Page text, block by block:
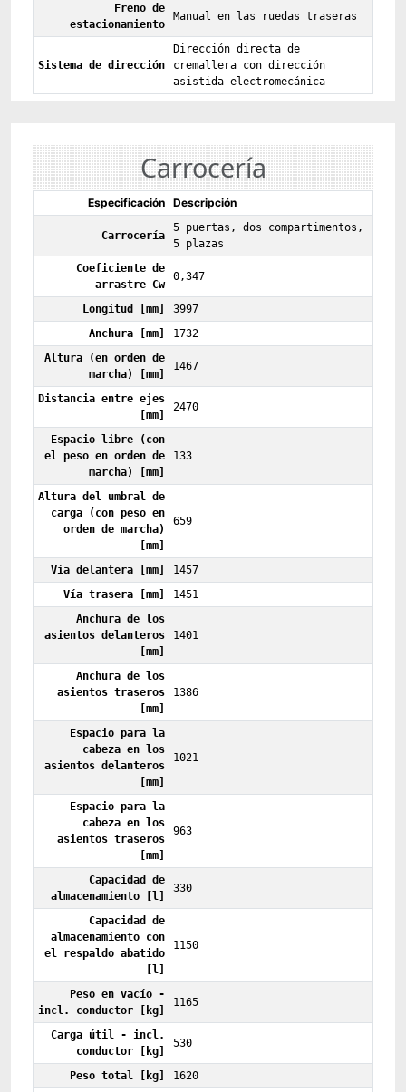
Freno de
estacionamiento
Manual en las ruedas traseras
Sistema de dirección
Dirección directa de
cremallera con dirección
asistida electromecánica
Carrocería
Especificación Descripción
Carrocería
5 puertas, dos compartimentos,
5 plazas
Coeficiente de
arrastre Cw
0,347
Longitud [mm]
3997
Anchura [mm]
1732
Altura (en orden de
marcha) [mm]
1467
Distancia entre ejes
[mm]
2470
Espacio libre (con
el peso en orden de
marcha) [mm]
133
Altura del umbral de
carga (con peso en
orden de marcha)
[mm]
659
Vía delantera [mm]
1457
Vía trasera [mm]
1451
Anchura de los
asientos delanteros
[mm]
1401
Anchura de los
asientos traseros
[mm]
1386
Espacio para la
cabeza en los
asientos delanteros
[mm]
1021
Espacio para la
cabeza en los
asientos traseros
[mm]
963
Capacidad de
almacenamiento [l]
330
Capacidad de
almacenamiento con
el respaldo abatido
[l]
1150
Peso en vacío -
incl. conductor [kg]
1165
Carga útil - incl.
conductor [kg]
530
Peso total [kg]
1620